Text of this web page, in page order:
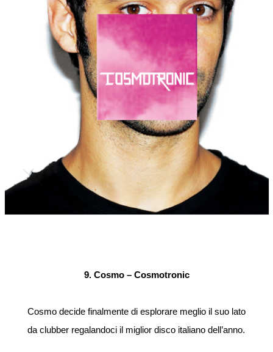
9. Cosmo – Cosmotronic
Cosmo decide finalmente di esplorare meglio il suo lato
da clubber regalandoci il miglior disco italiano dell’anno.